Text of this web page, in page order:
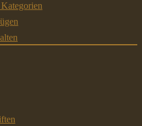
Kategorien